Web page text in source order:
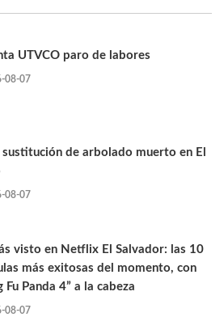
UTVCO paro de labores
08-07
sustitución de arbolado muerto en El
08-07
visto en Netflix El Salvador: las 10
más exitosas del momento, con
Fu Panda 4” a la cabeza
08-07